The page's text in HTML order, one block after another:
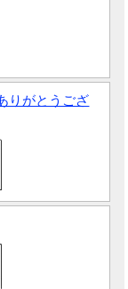
りがとうござ